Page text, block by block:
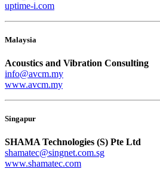
uptime-i.com
Malaysia
Acoustics and Vibration Consulting
info@avcm.my
www.avcm.my
Singapur
SHAMA Technologies (S) Pte Ltd
shamatec@singnet.com.sg
www.shamatec.com